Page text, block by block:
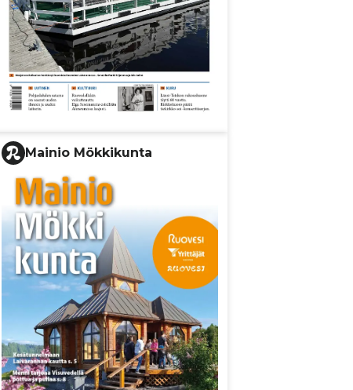
Mainio Mökkikunta